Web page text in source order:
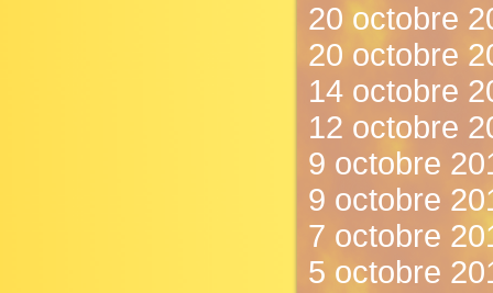
20 octobre
20 octobre
14 octobre
12 octobre
9 octobre
9 octobre
7 octobre
5 octobre